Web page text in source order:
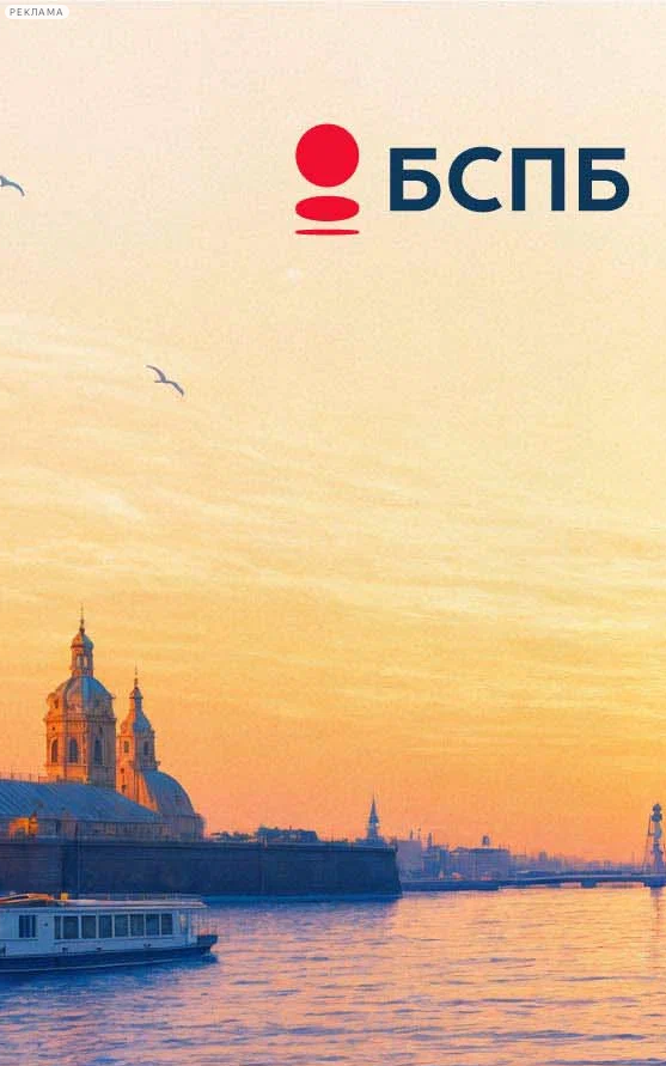
РЕКЛАМА
лекции
книги
Гергиев даст концерт памяти
12 ноября 2014,
Симфонический оркестр Мариинского театра даст концент памяти
Валерия Гергиева выступит в Концертном зале им. П.И. Чайковского в Москве.
Как сообщил «Фонтанке» пресс-секретарь Гергиева, Кристоф де Маржери
поддерживает творческие проекты Валерия Гергиева и Мариинского
гастрольные туры труппы и оркестра Мариинского театра по регионам России.
Справка:
Напомним, что Кристоф де Маржери погиб в авиакатастрофе в московском
взлете задел автомобиль спецтехники, загорелся и упал на взлетно-
этого происшествия.